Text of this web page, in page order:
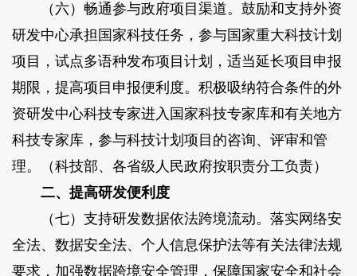
（六）畅通参与政府项目渠道。鼓励和支持外资
研发中心承担国家科技任务，参与国家重大科技计划
项目，试点多语种发布项目计划，适当延长项目申报
期限，提高项目申报便利度。积极吸纳符合条件的外
资研发中心科技专家进入国家科技专家库和有关地方
科技专家库，参与科技计划项目的咨询、评审和管
理。（科技部、各省级人民政府按职责分工负责）
二、提高研发便利度
（七）支持研发数据依法跨境流动。落实网络安
全法、数据安全法、个人信息保护法等有关法律法规
要求，加强数据跨境安全管理，保障国家安全和社会